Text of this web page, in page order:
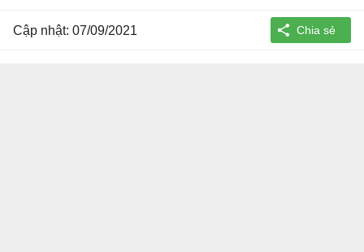
Cập nhật: 07/09/2021